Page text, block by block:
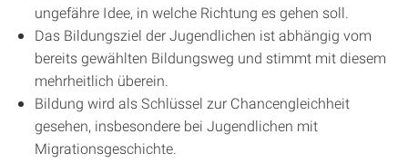
ungefähre Idee, in welche Richtung es gehen soll.
Das Bildungsziel der Jugendlichen ist abhängig vom
bereits gewählten Bildungsweg und stimmt mit diesem
mehrheitlich überein.
Bildung wird als Schlüssel zur Chancengleichheit
gesehen, insbesondere bei Jugendlichen mit
Migrationsgeschichte.